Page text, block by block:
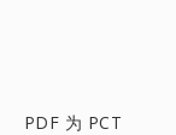
PDF 为 PCT